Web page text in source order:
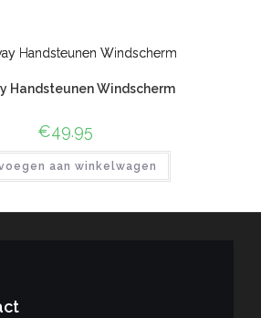
Handsteunen Windscherm
€49.95
aan winkelwagen